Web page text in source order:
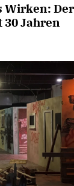
Wirken:
30 Jahren